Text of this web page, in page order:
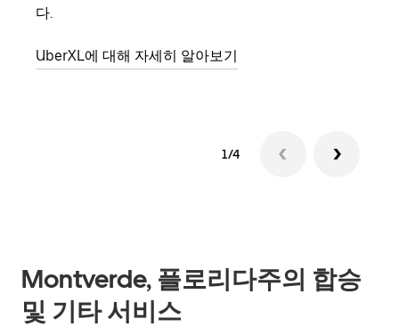
다.
UberXL에 대해 자세히 알아보기
1/4
Montverde, 플로리다주의 합승
및 기타 서비스